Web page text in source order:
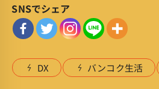
SNSでシェア
DX バンコク生活